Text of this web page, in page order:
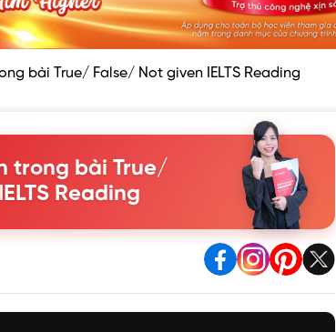
bài True/ False/ Not given IELTS Reading
trong bài True/
Reading